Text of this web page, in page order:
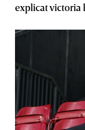
explicat victoria